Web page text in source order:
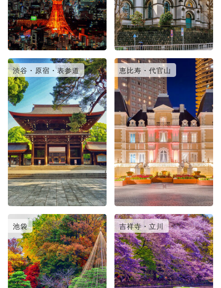
渋谷・原宿・表参道 恵比寿・代官山
池袋 吉祥寺・立川